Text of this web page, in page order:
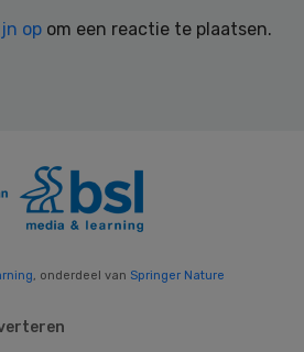
op om een reactie te plaatsen.
, onderdeel van Springer Nature